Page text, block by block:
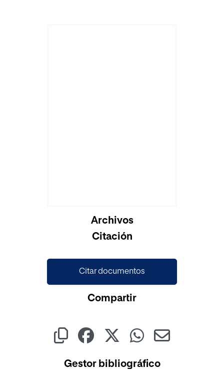
Archivos
Citación
Citar documentos
Compartir
Gestor bibliográfico